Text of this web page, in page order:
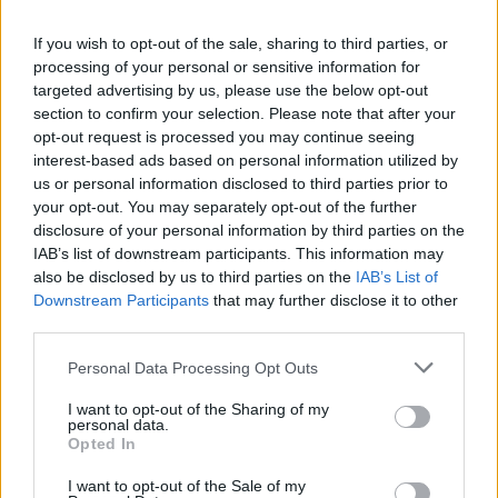
If you wish to opt-out of the sale, sharing to third parties, or
processing of your personal or sensitive information for
targeted advertising by us, please use the below opt-out
section to confirm your selection. Please note that after your
opt-out request is processed you may continue seeing
interest-based ads based on personal information utilized by
us or personal information disclosed to third parties prior to
your opt-out. You may separately opt-out of the further
disclosure of your personal information by third parties on the
IAB’s list of downstream participants. This information may
also be disclosed by us to third parties on the IAB’s List of
Downstream Participants that may further disclose it to other
Personal Data Processing Opt Outs
I want to opt-out of the Sharing of my
personal data.
Opted In
I want to opt-out of the Sale of my
pomníku v Olšině. Připomínat
bude příběh místní kdysi
významné obce s poštou,
četnickou stanicí i několika hostinci, která zanikla zhruba před 80
lety kvůli zřízení vojenského výcvikového prostoru Ralsko.
Opravený pomník chce geopark ukázat na konci srpna při akci
Proměny, která každoročně připomíná historii zaniklých obcí z
tohoto území. ČTK o tom informovala ředitelka Národního
geoparku Ralsko Lenka Mrázová.
Čeští a němečtí ochránci přírody obnoví biodiverzitu
kolem Liberce a Žitavy
2.8.2026 18:32 | LIBEREC (ČTK)
biologickou rozmanitost na
zemědělské, příměstské a lesní
krajiny v okolí Liberce a německé Žitavy. Na společném
přeshraničním projektu budou spolupracovat tři organizace:
Žitavské hory a Mezinárodní centrum setkávání St. Marienthal,